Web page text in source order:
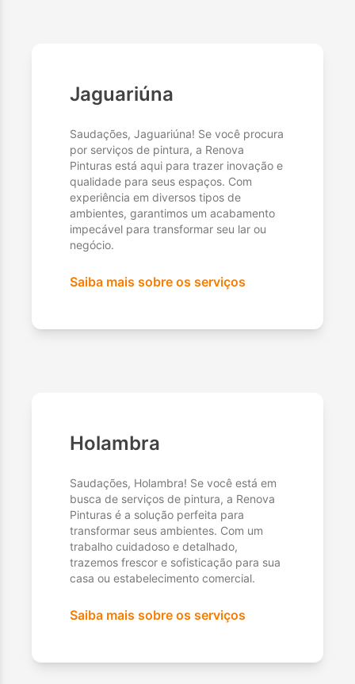
Jaguariúna
Saudações, Jaguariúna! Se você procura
por serviços de pintura, a Renova
Pinturas está aqui para trazer inovação e
qualidade para seus espaços. Com
experiência em diversos tipos de
ambientes, garantimos um acabamento
impecável para transformar seu lar ou
negócio.
Saiba mais sobre os serviços
Holambra
Saudações, Holambra! Se você está em
busca de serviços de pintura, a Renova
Pinturas é a solução perfeita para
transformar seus ambientes. Com um
trabalho cuidadoso e detalhado,
trazemos frescor e sofisticação para sua
casa ou estabelecimento comercial.
Saiba mais sobre os serviços